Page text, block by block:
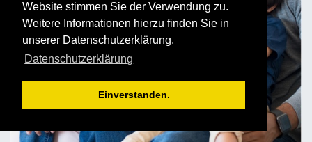
Website stimmen Sie der Verwendung zu.
Weitere Informationen hierzu finden Sie in
unserer Datenschutzerklärung.
Datenschutzerklärung
Einverstanden.